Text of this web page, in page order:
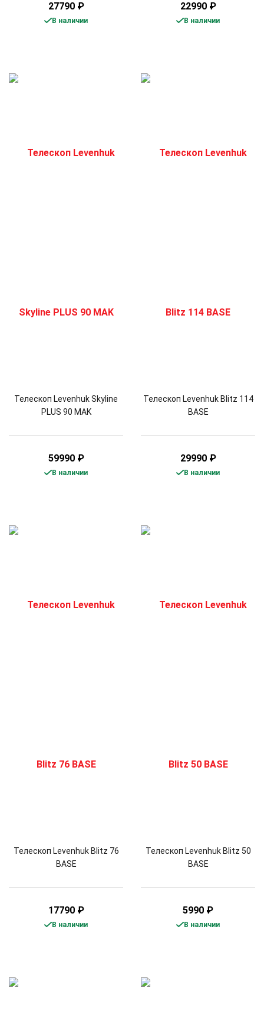
27790 ₽
В наличии
22990 ₽
В наличии
Телескоп Levenhuk Skyline
PLUS 90 MAK
59990 ₽
В наличии
Телескоп Levenhuk Blitz 114
BASE
29990 ₽
В наличии
Телескоп Levenhuk Blitz 76
BASE
17790 ₽
В наличии
Телескоп Levenhuk Blitz 50
BASE
5990 ₽
В наличии